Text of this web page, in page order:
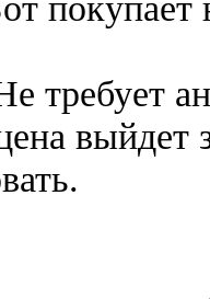
требует
выйдет